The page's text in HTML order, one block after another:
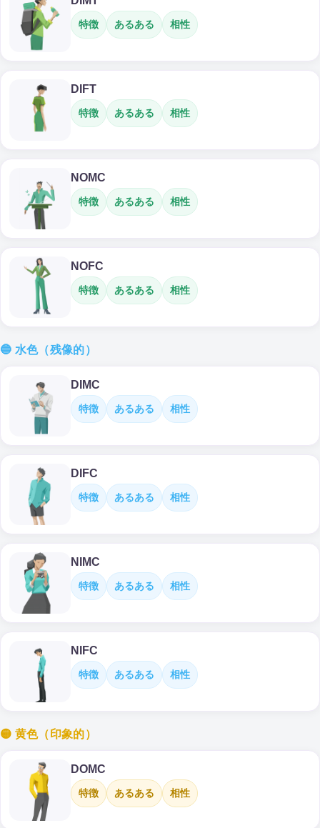
特徴 あるある 相性
DIFT
特徴 あるある 相性
NOMC
特徴 あるある 相性
NOFC
特徴 あるある 相性
🔵 水色（残像的）
DIMC
特徴 あるある 相性
DIFC
特徴 あるある 相性
NIMC
特徴 あるある 相性
NIFC
特徴 あるある 相性
🟡 黄色（印象的）
DOMC
特徴 あるある 相性